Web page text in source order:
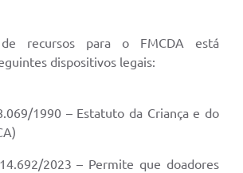
recursos para o FMCDA está
dispositivos legais:
1990 – Estatuto da Criança e do
2023 – Permite que doadores